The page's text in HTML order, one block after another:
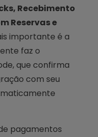
Recebimento
Reservas e
importante é a
faz o
que confirma
com seu
pagamentos